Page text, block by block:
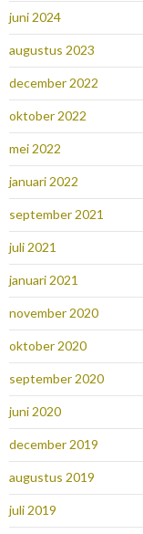
juni 2024
augustus 2023
december 2022
oktober 2022
mei 2022
januari 2022
september 2021
juli 2021
januari 2021
november 2020
oktober 2020
september 2020
juni 2020
december 2019
augustus 2019
juli 2019